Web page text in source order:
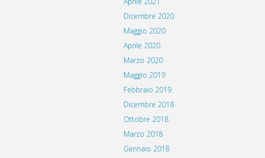
Dicembre 2020
Maggio 2020
Aprile 2020
Marzo 2020
Maggio 2019
Febbraio 2019
Dicembre 2018
Ottobre 2018
Marzo 2018
Gennaio 2018